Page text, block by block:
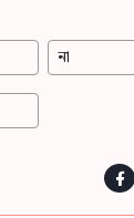
না
